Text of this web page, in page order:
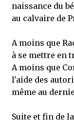
naissance du
au calvaire de
A moins que
à se mettre en
A moins que
l'aide des
même au
Suite et fin de